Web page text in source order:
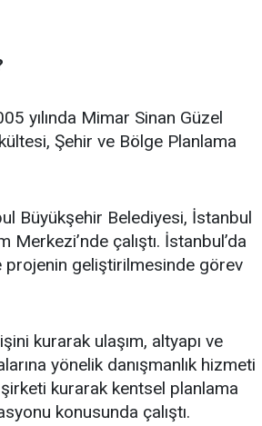
yılında Mimar Sinan Güzel
Şehir ve Bölge Planlama
Büyükşehir Belediyesi, İstanbul
çalıştı. İstanbul’da
projenin geliştirilmesinde görev
kurarak ulaşım, altyapı ve
yönelik danışmanlık hizmeti
kurarak kentsel planlama
konusunda çalıştı.